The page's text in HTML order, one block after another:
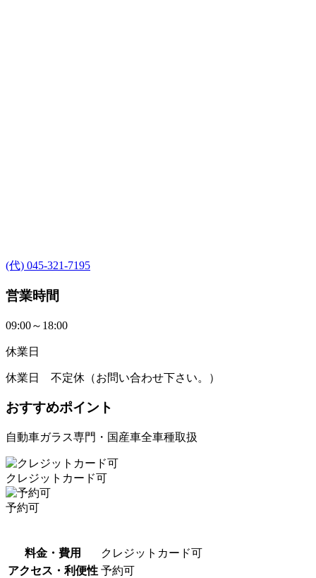
(代) 045-321-7195
営業時間
09:00～18:00
休業日
休業日 不定休（お問い合わせ下さい。）
おすすめポイント
自動車ガラス専門・国産車全車種取扱
クレジットカード可
予約可
料金・費用
クレジットカード可
アクセス・利便性 予約可